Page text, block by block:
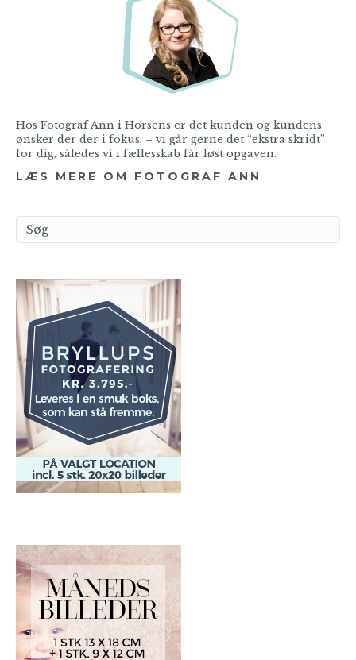
Hos Fotograf Ann i Horsens er det kunden og kundens
ønsker der der i fokus, – vi går gerne det “ekstra skridt”
for dig, således vi i fællesskab får løst opgaven.
LÆS MERE OM FOTOGRAF ANN